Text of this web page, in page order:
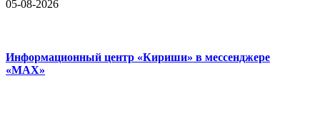
05-08-2026
Информационный центр «Кириши» в мессенджере
«MAX»